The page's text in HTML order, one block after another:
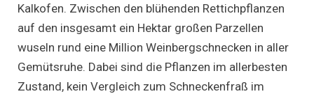
Kalkofen. Zwischen den blühenden Rettichpflanzen
auf den insgesamt ein Hektar großen Parzellen
wuseln rund eine Million Weinbergschnecken in aller
Gemütsruhe. Dabei sind die Pflanzen im allerbesten
Zustand, kein Vergleich zum Schneckenfraß im